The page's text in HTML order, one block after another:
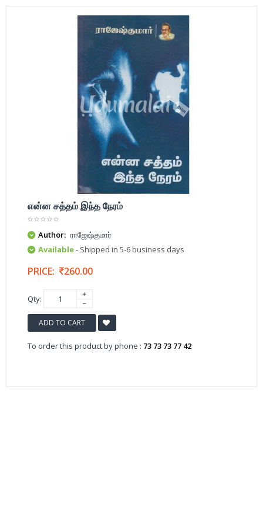
என்ன சத்தம் இந்த நேரம்
Author: ராஜேஷ்குமார்
Available- Shipped in 5-6 business days
PRICE: 260.00
Qty:
ADD TO CART
To order this product by phone : 73 73 73 77 42